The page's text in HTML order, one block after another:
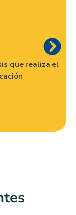
que realiza el